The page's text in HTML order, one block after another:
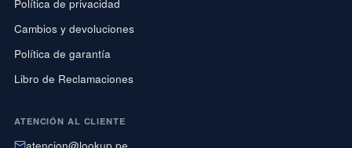
Política de privacidad
Cambios y devoluciones
Política de garantía
Libro de Reclamaciones
ATENCIÓN AL CLIENTE